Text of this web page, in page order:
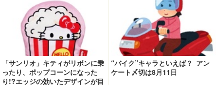
「サンリオ」キティがリボンに乗
ったり、ポップコーンになった
り!?エッジの効いたデザインが目
“バイク”キャラといえば？ アン
ケート〆切は8月11日